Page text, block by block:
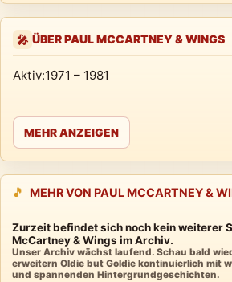
🎤 ÜBER PAUL MCCARTNEY & WINGS
Aktiv:1971 – 1981
MEHR ANZEIGEN
🎵 MEHR VON PAUL MCCARTNEY &
Zurzeit befindet sich noch kein weiterer
McCartney & Wings im Archiv.
Unser Archiv wächst laufend. Schau bald
erweitern Oldie but Goldie kontinuierlich mit
und spannenden Hintergrundgeschichten.